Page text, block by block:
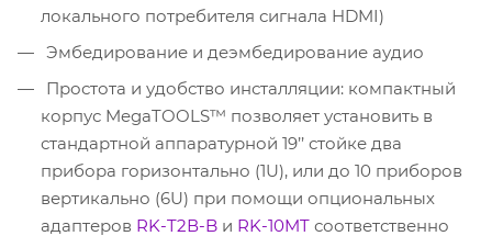
локального потребителя сигнала HDMI)
Эмбедирование и деэмбедирование аудио
Простота и удобство инсталляции: компактный
корпус MegaTOOLS™ позволяет установить в
стандартной аппаратурной 19’’ стойке два
прибора горизонтально (1U), или до 10 приборов
вертикально (6U) при помощи опциональных
адаптеров RK-T2В-B и RK-10MT соответственно